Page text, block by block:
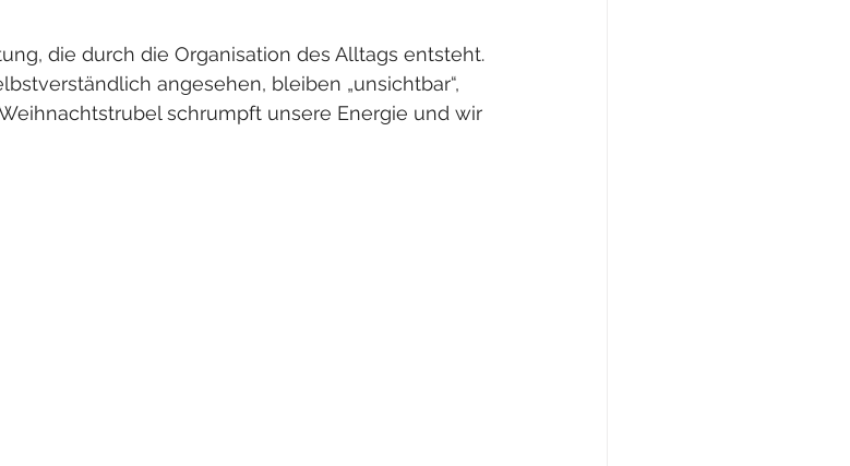
die durch die Organisation des Alltags entsteht.
angesehen, bleiben „unsichtbar“,
schrumpft unsere Energie und wir